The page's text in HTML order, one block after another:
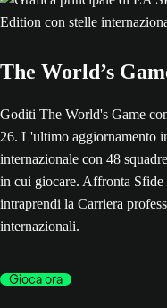
The World’s
Goditi The World's Game
26. L'ultimo aggiornamento
internazionale con 48
in cui giocare. Affronta Sfide
intraprendi la Carriera
internazionali.
Gioca ora